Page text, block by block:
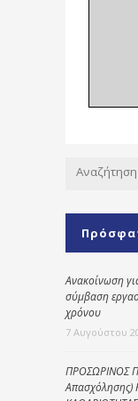
Ανακοίνωση
σύμβαση
χρόνου
7 Αυγούστου
ΠΡΟΣΩΡΙΝΟΣ
Απασχόλησης)